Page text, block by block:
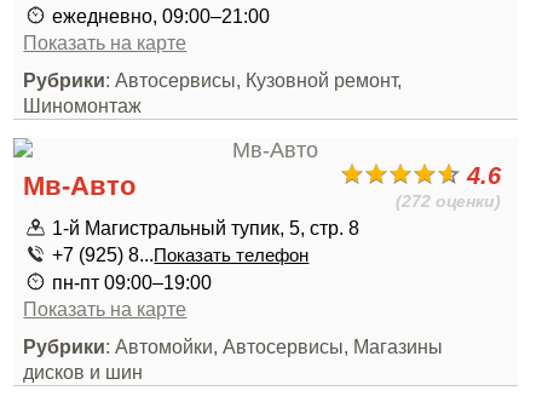
ежедневно, 09:00–21:00
Показать на карте
Рубрики: Автосервисы, Кузовной ремонт,
Шиномонтаж
4.6
(272 оценки)
Мв-Авто
1-й Магистральный тупик, 5, стр. 8
+7 (925) 8...Показать телефон
пн-пт 09:00–19:00
Показать на карте
Рубрики: Автомойки, Автосервисы, Магазины
дисков и шин